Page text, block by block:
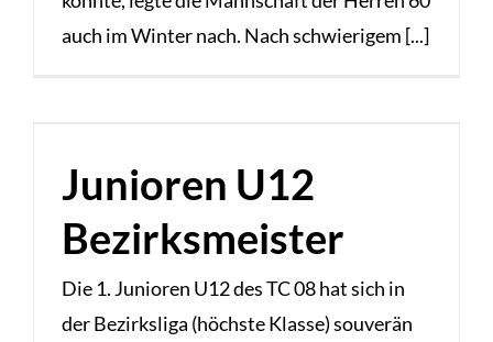
auch im Winter nach. Nach schwierigem [...]
Junioren U12
Bezirksmeister
Die 1. Junioren U12 des TC 08 hat sich in
der Bezirksliga (höchste Klasse) souverän